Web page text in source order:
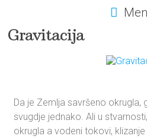
Gravitacija
Da je Zemlja savršeno okrugla,
svugdje jednako. Ali u
okrugla a vodeni tokovi,